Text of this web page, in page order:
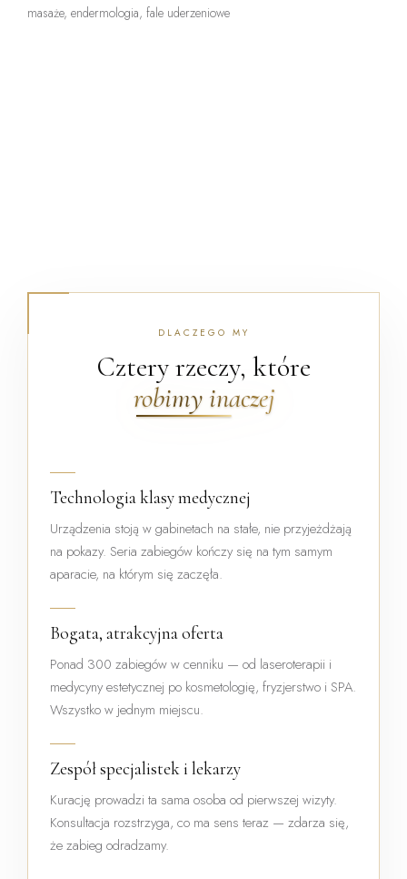
masaże, endermologia, fale uderzeniowe
DLACZEGO MY
Cztery rzeczy, które
robimy inaczej
Technologia klasy medycznej
Urządzenia stoją w gabinetach na stałe, nie przyjeżdżają
na pokazy. Seria zabiegów kończy się na tym samym
aparacie, na którym się zaczęła.
Bogata, atrakcyjna oferta
Ponad 300 zabiegów w cenniku — od laseroterapii i
medycyny estetycznej po kosmetologię, fryzjerstwo i SPA.
Wszystko w jednym miejscu.
Zespół specjalistek i lekarzy
Kurację prowadzi ta sama osoba od pierwszej wizyty.
Konsultacja rozstrzyga, co ma sens teraz — zdarza się,
że zabieg odradzamy.